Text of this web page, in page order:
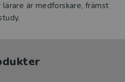
är medforskare, främst